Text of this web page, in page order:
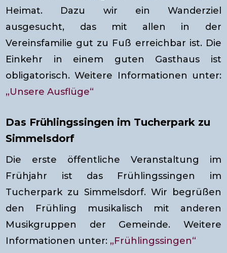
Heimat. Dazu wir ein Wanderziel
ausgesucht, das mit allen in der
Vereinsfamilie gut zu Fuß erreichbar ist. Die
Einkehr in einem guten Gasthaus ist
obligatorisch. Weitere Informationen unter:
„Unsere Ausflüge“
Das Frühlingssingen im Tucherpark zu
Simmelsdorf
Die erste öffentliche Veranstaltung im
Frühjahr ist das Frühlingssingen im
Tucherpark zu Simmelsdorf. Wir begrüßen
den Frühling musikalisch mit anderen
Musikgruppen der Gemeinde. Weitere
Informationen unter: „Frühlingssingen“